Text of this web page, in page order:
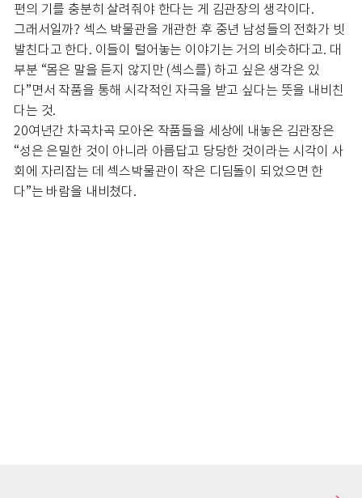
편의 기를 충분히 살려줘야 한다는 게 김관장의 생각이다.
그래서일까? 섹스 박물관을 개관한 후 중년 남성들의 전화가 빗
발친다고 한다. 이들이 털어놓는 이야기는 거의 비슷하다고. 대
부분 “몸은 말을 듣지 않지만 (섹스를) 하고 싶은 생각은 있
다”면서 작품을 통해 시각적인 자극을 받고 싶다는 뜻을 내비친
다는 것.
20여년간 차곡차곡 모아온 작품들을 세상에 내놓은 김관장은
“성은 은밀한 것이 아니라 아름답고 당당한 것이라는 시각이 사
회에 자리잡는 데 섹스박물관이 작은 디딤돌이 되었으면 한
다”는 바람을 내비쳤다.